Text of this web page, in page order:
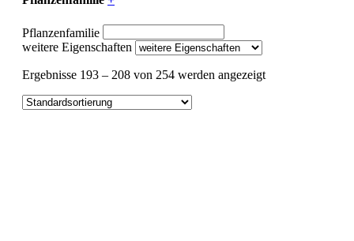
Pflanzenfamilie
weitere Eigenschaften
Ergebnisse 193 – 208 von 254 werden angezeigt